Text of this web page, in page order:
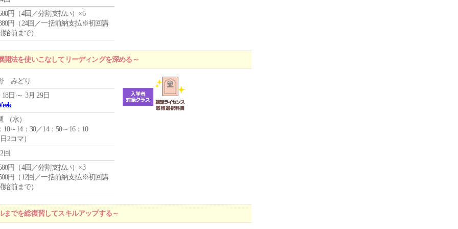
円（4回／分割支払い）×6
円（24回／一括前納支払※初回講
始前まで）
法を使いこなしてリーディングを深める～
みどり
18日 ～ 3月 29日
（水）
10～14：30／14：50～16：10
2コマ）
回
円（4回／分割支払い）×3
円（12回／一括前納支払※初回講
始前まで）
でを総復習してスキルアップする～